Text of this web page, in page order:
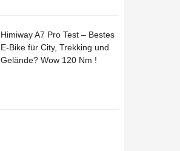
Himiway A7 Pro Test – Bestes
E-Bike für City, Trekking und
Gelände? Wow 120 Nm !